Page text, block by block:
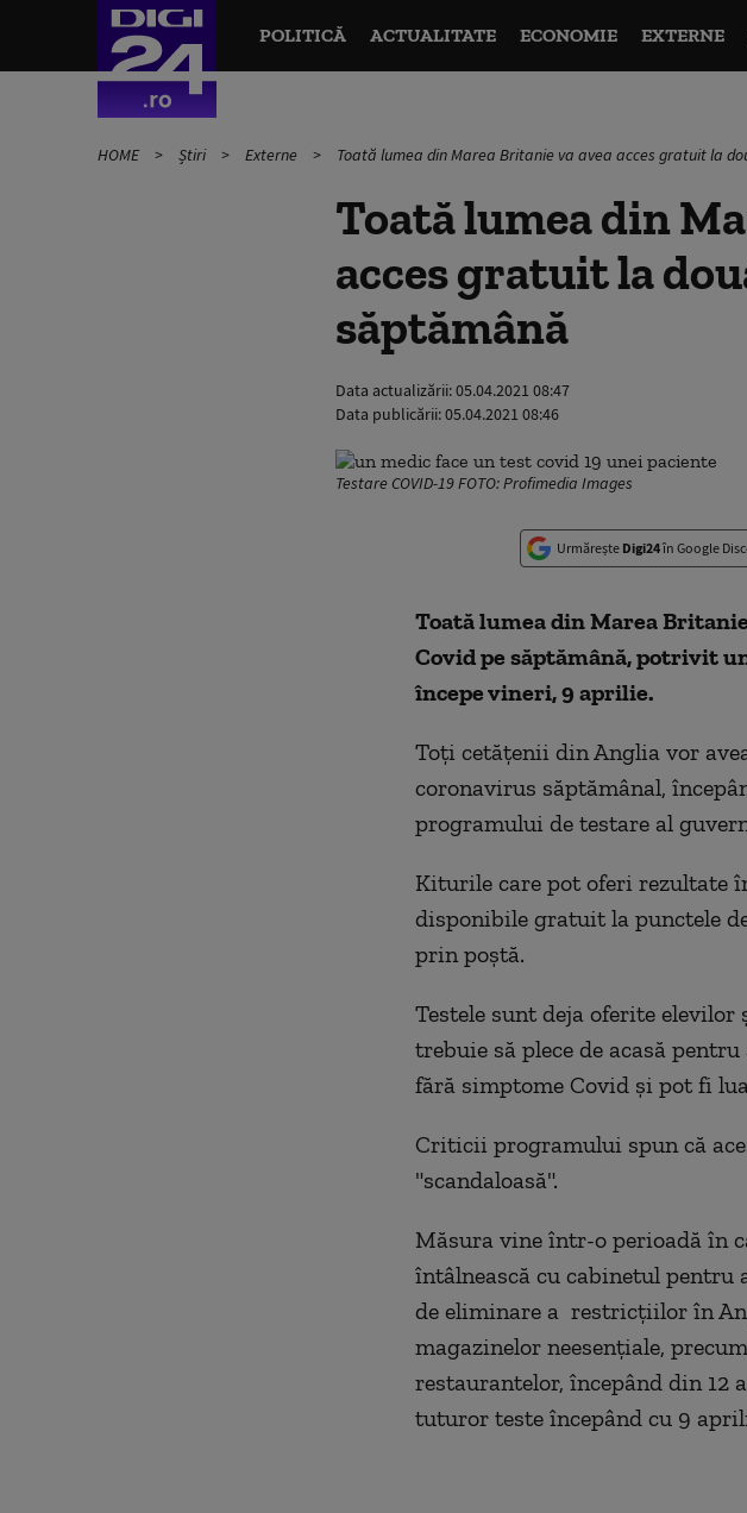
POLITICĂ ACTUALITATE ECONOMIE EXTERNE
HOME Știri Externe Toată lumea din Marea Britanie va avea acces gratuit la
Toată lumea din
acces gratuit la
săptămână
Data actualizării:05.04.2021 08:47
Data publicării:05.04.2021 08:46
Testare COVID-19 FOTO: Profimedia Images
Urmărește Digi24în Google
Toată lumea din Marea
Covid pe săptămână, potrivit
începe vineri, 9 aprilie.
Toți cetățenii din Anglia vor
coronavirus săptămânal,
programului de testare al
Kiturile care pot oferi rezultate
disponibile gratuit la punctele
prin poștă.
Testele sunt deja oferite
trebuie să plece de acasă
fără simptome Covid și pot fi
Criticii programului spun că
"scandaloasă".
Măsura vine într-o perioadă în
întâlnească cu cabinetul pentru
de eliminare a restricțiilor în
magazinelor neesențiale,
restaurantelor, începând din 12
tuturor teste începând cu 9